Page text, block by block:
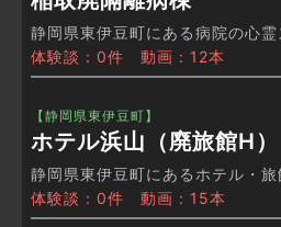
静岡県東伊豆町にある病院の心霊
体験談：0件 動画：12本
【静岡県東伊豆町】
ホテル浜山（廃旅館H）
静岡県東伊豆町にあるホテル・旅
体験談：0件 動画：15本